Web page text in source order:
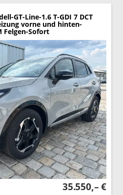
GT-Line-1.6 T-GDI 7 DCT
vorne und hinten-
Felgen-Sofort
35.550,– €